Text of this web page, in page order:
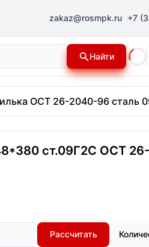
zakaz@rosmpk.ru +7
Найти
ОСТ 26-2040-96 сталь
ст.09Г2С ОСТ
Рассчитать